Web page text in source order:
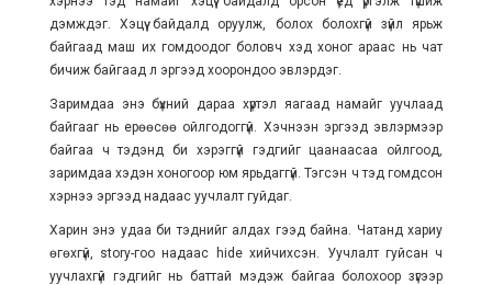
дэмждэг. Хэцүү байдалд оруулж, болох болохгүй зүйл ярьж
байгаад маш их гомдоодог боловч хэд хоног араас нь чат
бичиж байгаад л эргээд хоорондоо эвлэрдэг.
Заримдаа энэ бүхний дараа хүртэл яагаад намайг уучлаад
байгааг нь ерөөсөө ойлгодоггүй. Хэчнээн эргээд эвлэрмээр
байгаа ч тэдэнд би хэрэггүй гэдгийг цаанаасаа ойлгоод,
заримдаа хэдэн хоногоор юм ярьдаггүй. Тэгсэн ч тэд гомдсон
хэрнээ эргээд надаас уучлалт гуйдаг.
Харин энэ удаа би тэднийг алдах гээд байна. Чатанд хариу
өгөхгүй, story-гоо надаас hide хийчихсэн. Уучлалт гуйсан ч
уучлахгүй гэдгийг нь баттай мэдэж байгаа болохоор зүгээр